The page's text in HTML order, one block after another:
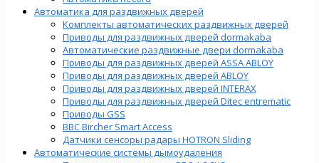
Автоматика для раздвижных дверей
Комплекты автоматических раздвижных дверей
Приводы для раздвижных дверей dormakaba
Автоматические раздвижные двери dormakaba
Приводы для раздвижных дверей ASSA ABLOY
Приводы для раздвижных дверей ABLOY
Приводы для раздвижных дверей INTERAX
Приводы для раздвижных дверей Ditec entrematic
Приводы GSS
BBC Bircher Smart Access
Датчики сенсоры радары HOTRON Sliding
Автоматические системы дымоудаления